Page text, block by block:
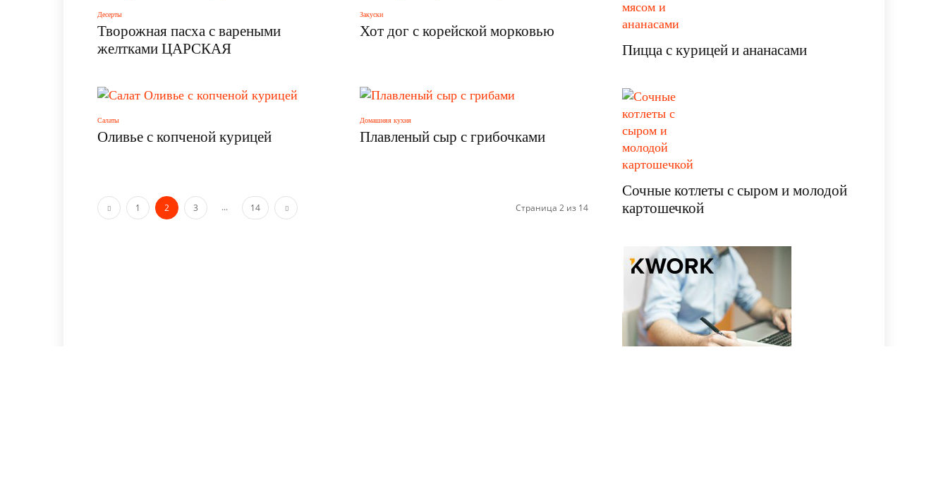
Десерты
Творожная пасха с вареными
желтками ЦАРСКАЯ
Закуски
Хот дог с корейской морковью
Салаты
Оливье с копченой курицей
Домашняя кухня
Плавленый сыр с грибочками
1 2 3 ... 14 Страница 2 из 14
Пицца с курицей и ананасами
Сочные котлеты с сыром и молодой
картошечкой